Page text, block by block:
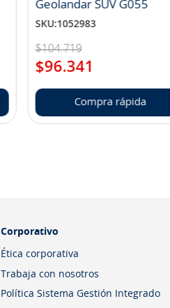
Geolandar SUV G055
SKU:1052983
$104.719
$96.341
Compra rápida
Corporativo
Ética corporativa
Trabaja con nosotros
Política Sistema Gestión Integrado